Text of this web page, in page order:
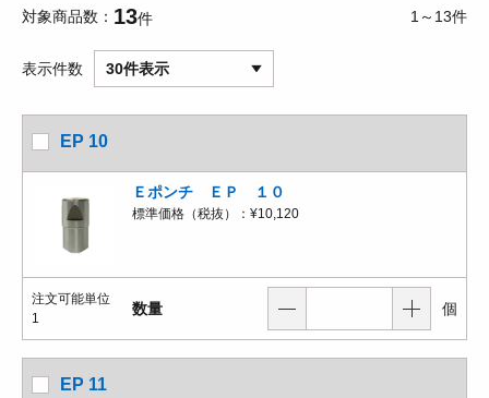
対象商品数 13件 1～13件
表示件数 30件表示
EP 10
Ｅポンチ ＥＰ １０
標準価格（税抜）： ¥10,120
注文可能単位
1
数量 個
EP 11